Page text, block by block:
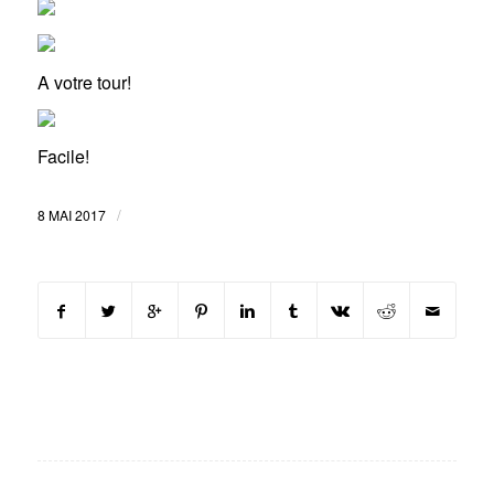
A votre tour!
Facile!
8 MAI 2017 /